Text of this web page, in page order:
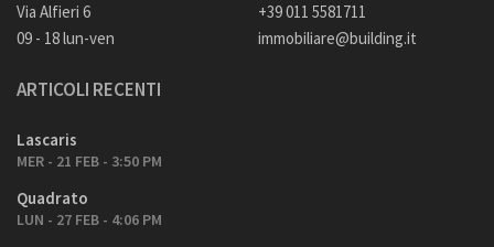
Via Alfieri 6
09 - 18 lun-ven
+39 011 5581711
immobiliare@building.it
ARTICOLI RECENTI
Lascaris
MER - 21 FEB - 3:50 PM
Quadrato
LUN - 27 FEB - 4:06 PM